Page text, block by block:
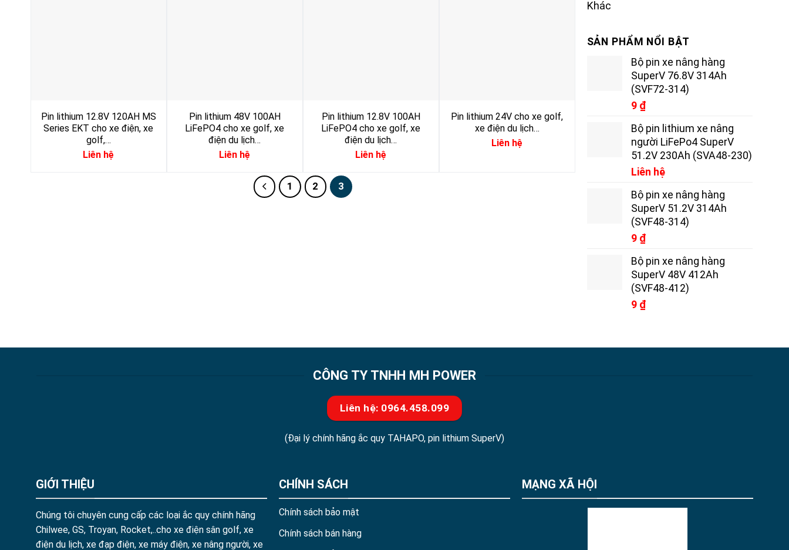
Pin lithium 12.8V 120AH MS
Series EKT cho xe điện, xe
golf,…
Liên hệ
Pin lithium 48V 100AH
LiFePO4 cho xe golf, xe
điện du lịch…
Liên hệ
Pin lithium 12.8V 100AH
LiFePO4 cho xe golf, xe
điện du lịch…
Liên hệ
Pin lithium 24V cho xe golf,
xe điện du lịch…
Liên hệ
1 2 3
Khác
SẢN PHẨM NỔI BẬT
Bộ pin xe nâng hàng
SuperV 76.8V 314Ah
(SVF72-314)
9 ₫
Bộ pin lithium xe nâng
người LiFePo4 SuperV
51.2V 230Ah (SVA48-230)
Liên hệ
Bộ pin xe nâng hàng
SuperV 51.2V 314Ah
(SVF48-314)
9 ₫
Bộ pin xe nâng hàng
SuperV 48V 412Ah
(SVF48-412)
9 ₫
CÔNG TY TNHH MH POWER
Liên hệ: 0964.458.099
(Đại lý chính hãng ắc quy TAHAPO, pin lithium SuperV)
GIỚI THIỆU
Chúng tôi chuyên cung cấp các loại ắc quy chính hãng
Chilwee, GS, Troyan, Rocket,..cho xe điện sân golf, xe
điện du lịch, xe đạp điện, xe máy điện, xe nâng người, xe
CHÍNH SÁCH
Chính sách bảo mật
Chính sách bán hàng
MẠNG XÃ HỘI